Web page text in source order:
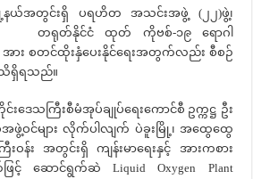
ရှိ ပရဟိတ အသင်းအဖွဲ့ (၂၂)ဖွဲ့၊
ား တရုတ်နိုင်ငံ ထုတ် ကိုဗစ်-၁၉ ရောဂါ
အား စတင်ထိုးနှံပေးနိုင်ရေးအတွက်လည်း စီစဉ်
သိရှိရသည်။
ကြီးစီမံအုပ်ချုပ်ရေးကောင်စီ ဥက္ကဋ္ဌ ဦး
ဖွဲ့ဝင်များ လိုက်ပါလျက် ပဲခူးမြို့၊ အထွေထွေ
ဝန်း အတွင်းရှိ ကျန်းမာရေးနှင့် အားကစား
ြင့် ဆောင်ရွက်ဆဲ Liquid Oxygen Plant